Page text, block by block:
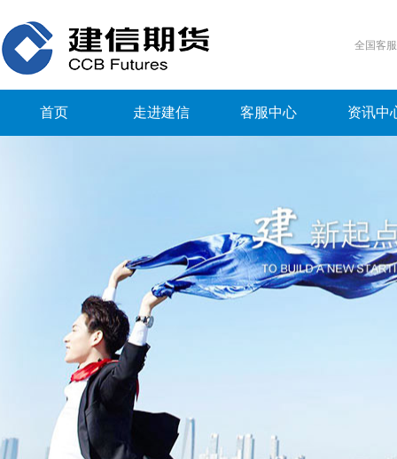
全国客
首页 走进建信 客服中心 资讯中